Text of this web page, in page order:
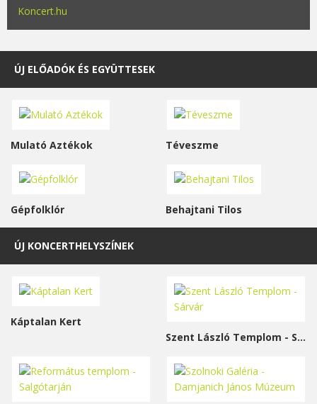
Koncert.hu
ÚJ ELŐADÓK ÉS EGYÜTTESEK
Mulató Aztékok Téveszme
Gépfolklór Behajtani Tilos
ÚJ KONCERTHELYSZÍNEK
Káptalan Kert
Szent László Templom - Sárvár